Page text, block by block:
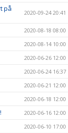
på
2020-09-24 20:41
2020-08-18 08:00
2020-08-14 10:00
2020-06-26 12:00
2020-06-24 16:37
2020-06-21 12:00
2020-06-18 12:00
2020-06-16 12:00
2020-06-10 17:00